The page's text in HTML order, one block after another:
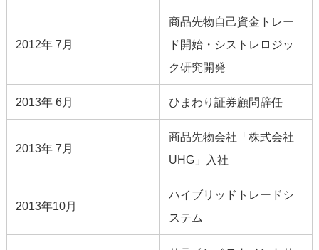
2012年 7月
商品先物自己資金トレー
ド開始・シストレロジッ
ク研究開発
2013年 6月 ひまわり証券顧問辞任
2013年 7月
商品先物会社「株式会社
UHG」入社
2013年10月
ハイブリッドトレードシ
ステム